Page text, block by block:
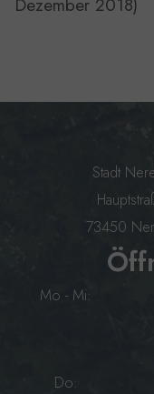
Dezember 2018)
Stadt
73450
Mo - Mi:
Do: